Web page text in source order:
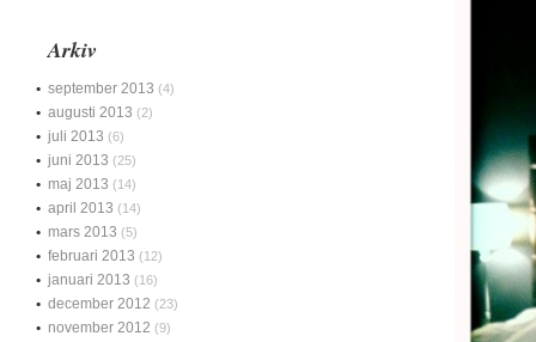
Arkiv
september 2013 (4)
augusti 2013 (2)
juli 2013 (6)
juni 2013 (25)
maj 2013 (14)
april 2013 (14)
mars 2013 (5)
februari 2013 (12)
januari 2013 (16)
december 2012 (23)
november 2012 (9)